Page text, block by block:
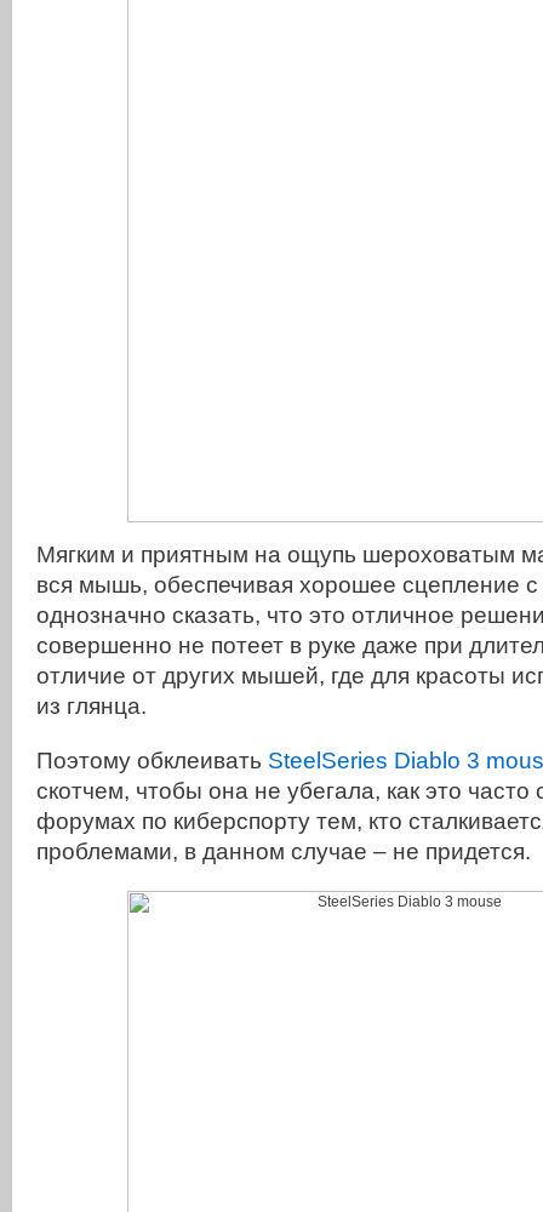
Мягким и приятным на ощупь шероховатым
вся мышь, обеспечивая хорошее сцепление с
однозначно сказать, что это отличное
совершенно не потеет в руке даже при
отличие от других мышей, где для красоты
из глянца.
Поэтому обклеивать SteelSeries Diablo 3
скотчем, чтобы она не убегала, как это часто
форумах по киберспорту тем, кто
проблемами, в данном случае – не придется.